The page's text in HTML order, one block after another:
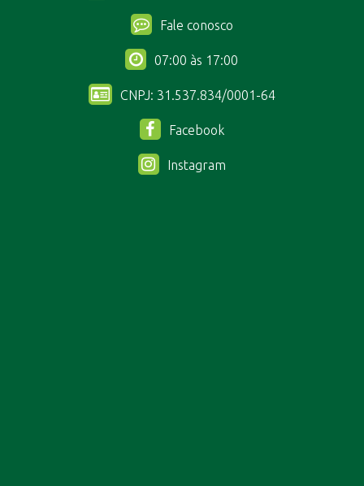
Fale conosco
07:00 às 17:00
CNPJ: 31.537.834/0001-64
Facebook
Instagram